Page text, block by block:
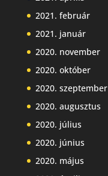
2021. február
2021. január
2020. november
2020. október
2020. szeptember
2020. augusztus
2020. július
2020. június
2020. május